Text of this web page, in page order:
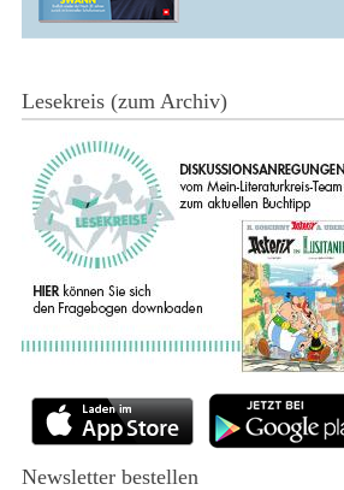
Lesekreis (zum Archiv)
Newsletter bestellen